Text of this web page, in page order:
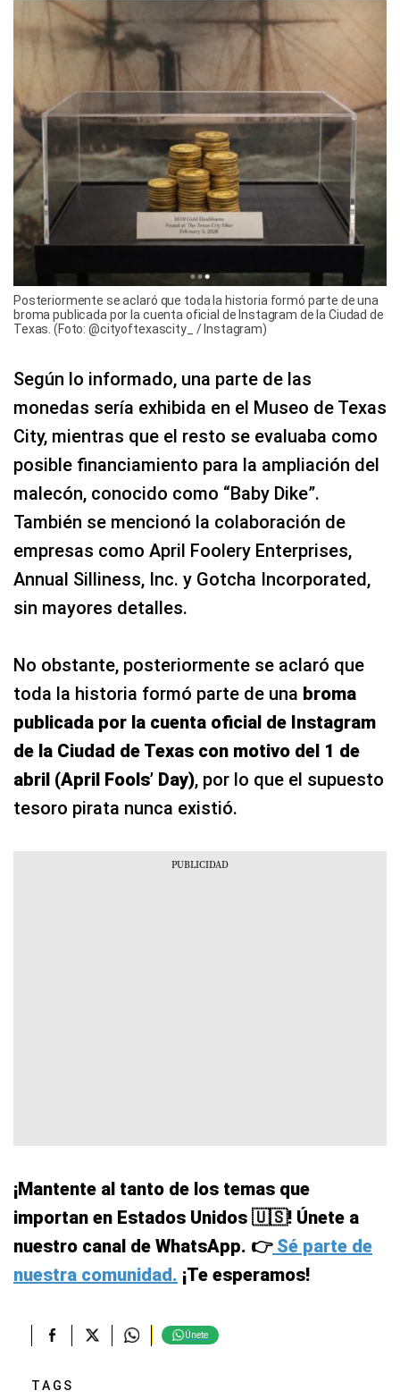
Posteriormente se aclaró que toda la historia formó parte de una
broma publicada por la cuenta oficial de Instagram de la Ciudad de
Texas. (Foto: @cityoftexascity_ / Instagram)
Según lo informado, una parte de las
monedas sería exhibida en el Museo de Texas
City, mientras que el resto se evaluaba como
posible financiamiento para la ampliación del
malecón, conocido como “Baby Dike”.
También se mencionó la colaboración de
empresas como April Foolery Enterprises,
Annual Silliness, Inc. y Gotcha Incorporated,
sin mayores detalles.
No obstante, posteriormente se aclaró que
toda la historia formó parte de una broma
publicada por la cuenta oficial de Instagram
de la Ciudad de Texas con motivo del 1 de
abril (April Fools’ Day), por lo que el supuesto
tesoro pirata nunca existió.
¡Mantente al tanto de los temas que
importan en Estados Unidos 🇺🇸! Únete a
nuestro canal de WhatsApp. 👉Sé parte de
nuestra comunidad. ¡Te esperamos!
Únete
TAGS